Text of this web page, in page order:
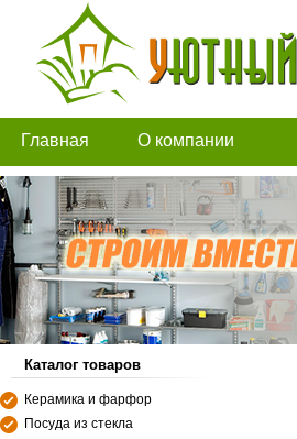
Главная О компании
Каталог товаров
Керамика и фарфор
Посуда из стекла